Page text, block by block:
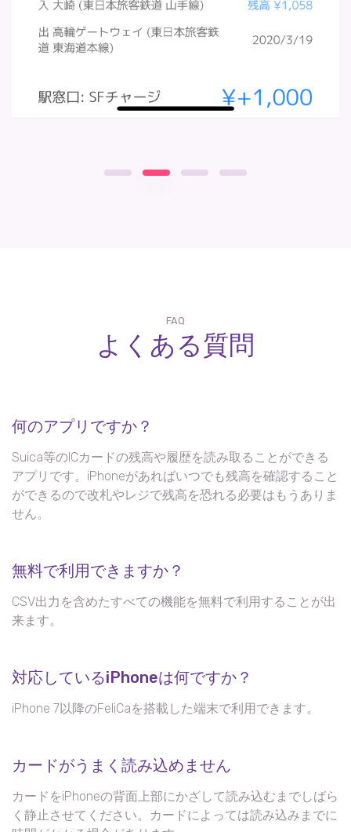
FAQ
よくある質問
何のアプリですか？
Suica等のICカードの残高や履歴を読み取ることができる
アプリです。iPhoneがあればいつでも残高を確認すること
ができるので改札やレジで残高を恐れる必要はもうありま
せん。
無料で利用できますか？
CSV出力を含めたすべての機能を無料で利用することが出
来ます。
対応しているiPhoneは何ですか？
iPhone 7以降のFeliCaを搭載した端末で利用できます。
カードがうまく読み込めません
カードをiPhoneの背面上部にかざして読み込むまでしばら
く静止させてください。カードによっては読み込みまでに